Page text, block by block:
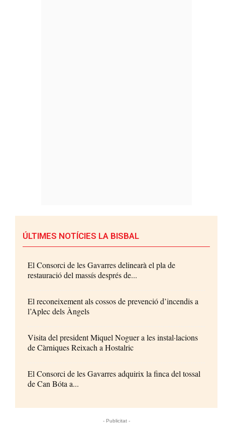
ÚLTIMES NOTÍCIES LA BISBAL
El Consorci de les Gavarres delinearà el pla de
restauració del massís després de...
El reconeixement als cossos de prevenció d’incendis a
l’Aplec dels Àngels
Visita del president Miquel Noguer a les instal·lacions
de Càrniques Reixach a Hostalric
El Consorci de les Gavarres adquirix la finca del tossal
de Can Bóta a...
- Publicitat -